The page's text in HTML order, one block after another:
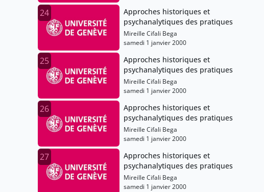
24
Approches historiques et
psychanalytiques des pratiques
Mireille Cifali Bega
samedi 1 janvier 2000
25
Approches historiques et
psychanalytiques des pratiques
Mireille Cifali Bega
samedi 1 janvier 2000
26
Approches historiques et
psychanalytiques des pratiques
Mireille Cifali Bega
samedi 1 janvier 2000
27
Approches historiques et
psychanalytiques des pratiques
Mireille Cifali Bega
samedi 1 janvier 2000